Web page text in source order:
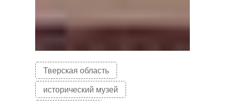
Тверская область
исторический музей